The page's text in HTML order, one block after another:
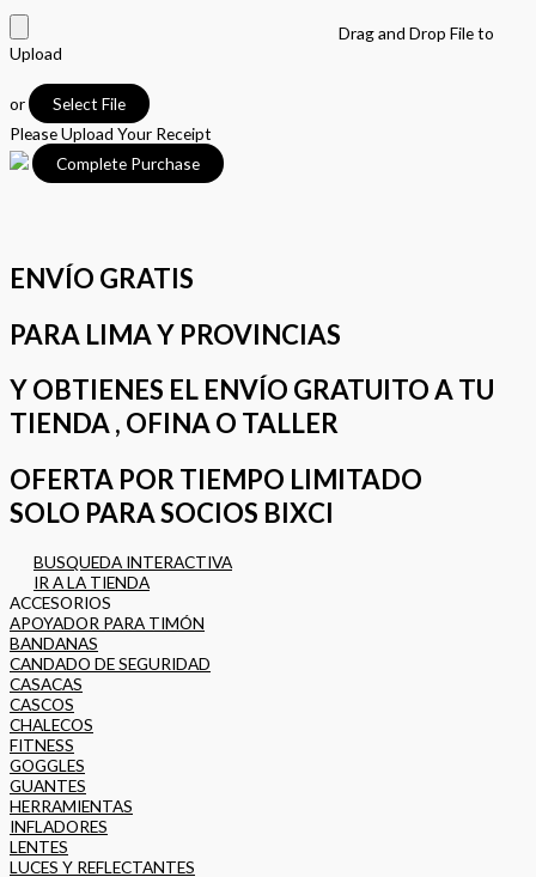
Drag and Drop File to
Upload
or
Select File
Please Upload Your Receipt
ENVÍO GRATIS
PARA LIMA Y PROVINCIAS
Y OBTIENES EL ENVÍO GRATUITO A TU
TIENDA , OFINA O TALLER
OFERTA POR TIEMPO LIMITADO
SOLO PARA SOCIOS BIXCI
BUSQUEDA INTERACTIVA
IR A LA TIENDA
ACCESORIOS
APOYADOR PARA TIMÓN
BANDANAS
CANDADO DE SEGURIDAD
CASACAS
CASCOS
CHALECOS
FITNESS
GOGGLES
GUANTES
HERRAMIENTAS
INFLADORES
LENTES
LUCES Y REFLECTANTES